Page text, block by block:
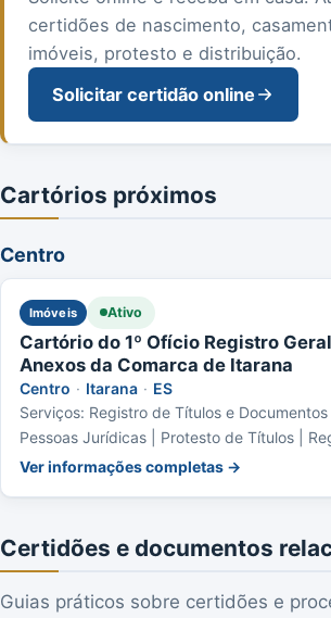
certidões de nascimento,
imóveis, protesto e distribuição.
Solicitar certidão online
Cartórios próximos
Centro
Imóveis Ativo
Cartório do 1º Ofício Registro
Anexos da Comarca de Itarana
Centro · Itarana · ES
Serviços: Registro de Títulos e
Pessoas Jurídicas | Protesto de Títulos |
Ver informações completas →
Certidões e documentos
Guias práticos sobre certidões e